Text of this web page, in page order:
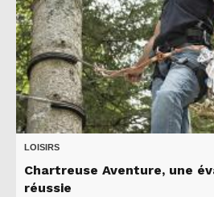
LOISIRS
Chartreuse Aventure, une
réussie